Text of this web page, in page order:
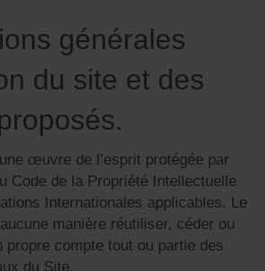
générales
du site et des
œuvre de l’esprit protégée par
Code de la Propriété Intellectuelle
Internationales applicables. Le
manière réutiliser, céder ou
propre compte tout ou partie des
du Site.